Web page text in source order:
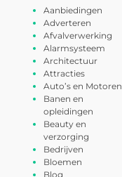
Aanbiedingen
Adverteren
Afvalverwerking
Alarmsysteem
Architectuur
Attracties
Auto’s en Motoren
Banen en
opleidingen
Beauty en
verzorging
Bedrijven
Bloemen
Blog